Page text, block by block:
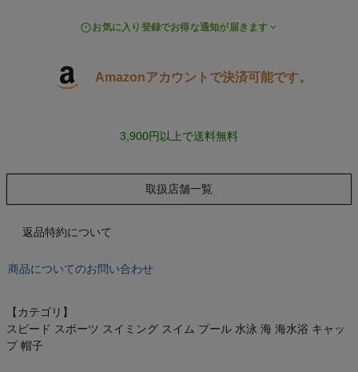
オン On
スポーツマリオTOP
ベースボールマリオ（野球商品）
お気に入り登録でお得な通知が届きます
Amazonアカウントで決済可能です。
3,900円以上で送料無料
取扱店舗一覧
返品特約について
商品についてのお問い合わせ
【カテゴリ】
スピード スポーツ スイミング スイム プール 水泳 海 海水浴 キャッ
プ 帽子